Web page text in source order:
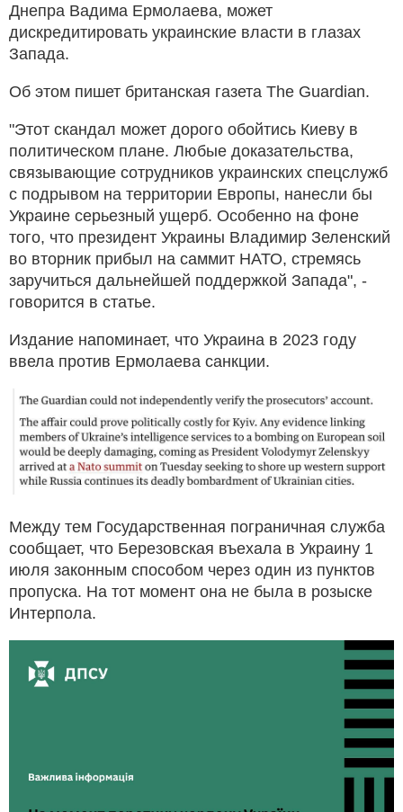
Днепра Вадима Ермолаева, может
дискредитировать украинские власти в глазах
Запада.
Об этом пишет британская газета The Guardian.
"Этот скандал может дорого обойтись Киеву в
политическом плане. Любые доказательства,
связывающие сотрудников украинских спецслужб
с подрывом на территории Европы, нанесли бы
Украине серьезный ущерб. Особенно на фоне
того, что президент Украины Владимир Зеленский
во вторник прибыл на саммит НАТО, стремясь
заручиться дальнейшей поддержкой Запада", -
говорится в статье.
Издание напоминает, что Украина в 2023 году
ввела против Ермолаева санкции.
Между тем Государственная пограничная служба
сообщает, что Березовская въехала в Украину 1
июля законным способом через один из пунктов
пропуска. На тот момент она не была в розыске
Интерпола.